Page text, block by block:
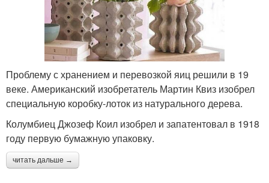
Проблему с хранением и перевозкой яиц решили в 19
веке. Американский изобретатель Мартин Квиз изобрел
специальную коробку-лоток из натурального дерева.
Колумбиец Джозеф Коил изобрел и запатентовал в 1918
году первую бумажную упаковку.
читать дальше →